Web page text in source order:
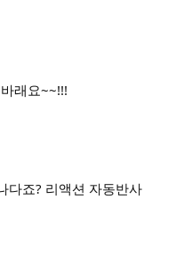
래요~~!!!
다죠? 리액션 자동반사